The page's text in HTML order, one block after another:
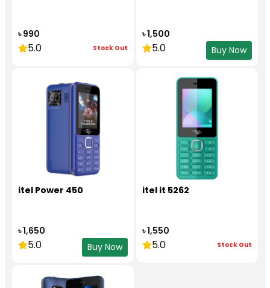
৳ 990
5.0 Stock Out
৳ 1,500
5.0 Buy Now
itel Power 450
৳ 1,650
5.0 Buy Now
itel it 5262
৳ 1,550
5.0 Stock Out